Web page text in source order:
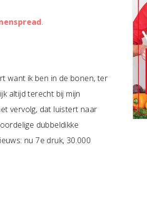
.
want ik ben in de bonen, ter
altijd terecht bij mijn
vervolg, dat luistert naar
dubbeldikke
nu 7e druk, 30.000